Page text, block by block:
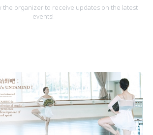
the organizer to receive updates on the latest
events!